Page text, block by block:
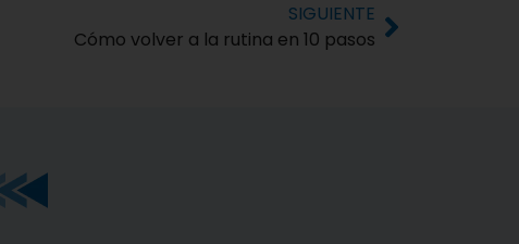
SIGUIENTE
Cómo volver a la rutina en 10 pasos